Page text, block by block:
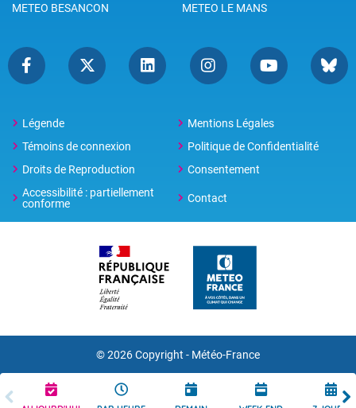
METEO BESANCON
METEO LE MANS
Légende
Mentions Légales
Témoins de connexion
Politique de Confidentialité
Droits de Reproduction
Consentement
Accessibilité : partiellement
conforme
Contact
© 2026 Copyright - Météo-France